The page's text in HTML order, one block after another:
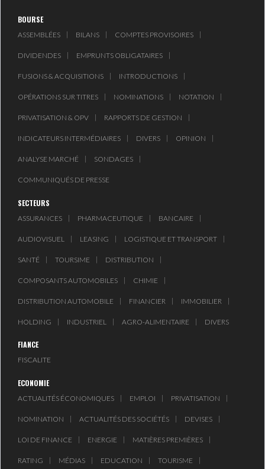
BOURSE
ASSEMBLÉES BILANS COMPTES PROVISOIRES
DIVIDENDES EMPRUNTS OBLIGATAIRES
FUSIONS & ACQUISITIONS INTRODUCTIONS
OPÉRATIONS SUR TITRES NOMINATIONS NOTATION
PRIVATISATION & OPV RAPPORTS DE GESTION
INDICATEURS INTERMÉDIAIRES DIVERS OPINION
ANALYSE MARCHÉ SONDAGES
COMMUNIQUÉS DE PRESSE
SECTEURS
ASSURANCES PHARMACEUTIQUE BANCAIRE
AUDIOVISUEL LEASING LOGISTIQUE ET TRANSPORT
SANTÉ TOURSIME DISTRIBUTION
COMPOSANTS AUTOMOBILES CHIMIE
DISTRIBUTION AUTOMOBILE FINANCIER IMMOBILIER
HOLDING INDUSTRIEL AGRO-ALIMENTAIRE DIVERS
FIANCE
FISCALITE
ECONOMIE
ACTUALITÉS ÉCONOMIQUES EMPLOI PRIVATISATION
NOMINATION ACTUALITÉS DES SOCIÉTÉS DEVISES
LOI DE FINANCE ENERGIE MATIÈRES PREMIÈRES
RATING MÉDIAS EDUCATION TOURISME